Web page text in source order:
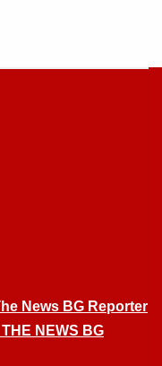
News BG Reporter
NEWS BG